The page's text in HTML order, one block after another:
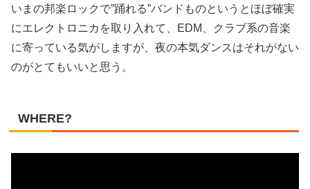
いまの邦楽ロックで”踊れる”バンドものというとほぼ確実
にエレクトロニカを取り入れて、EDM、クラブ系の音楽
に寄っている気がしますが、夜の本気ダンスはそれがない
のがとてもいいと思う。
WHERE?